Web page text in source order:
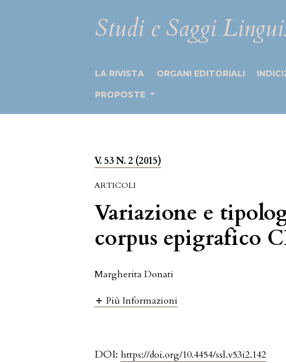
Studi e Saggi
LA RIVISTA ORGANI EDITORIALI
PROPOSTE
V. 53 N. 2 (2015)
ARTICOLI
Variazione e
corpus epigrafico
Margherita Donati
Più Informazioni
DOI:https://doi.org/10.4454/ssl.v53i2.142